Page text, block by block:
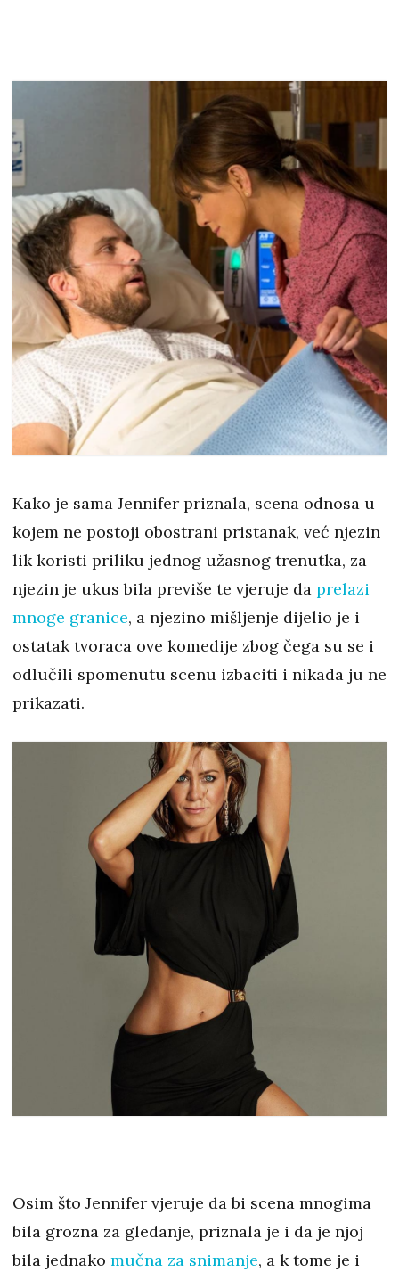
Kako je sama Jennifer priznala, scena odnosa u
kojem ne postoji obostrani pristanak, već njezin
lik koristi priliku jednog užasnog trenutka, za
njezin je ukus bila previše te vjeruje da prelazi
mnoge granice, a njezino mišljenje dijelio je i
ostatak tvoraca ove komedije zbog čega su se i
odlučili spomenutu scenu izbaciti i nikada ju ne
prikazati.
Osim što Jennifer vjeruje da bi scena mnogima
bila grozna za gledanje, priznala je i da je njoj
bila jednako mučna za snimanje, a k tome je i